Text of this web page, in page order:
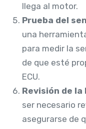
llega al motor.
Prueba del
una
para medir la
de que esté
ECU.
Revisión de la
ser necesario
asegurarse de